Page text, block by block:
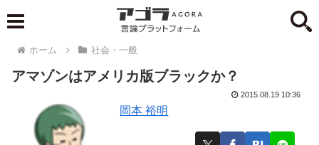
ホーム 社会・一般
アマゾンはアメリカ版ブラックか？
岡本 裕明
2015.08.19 10:36